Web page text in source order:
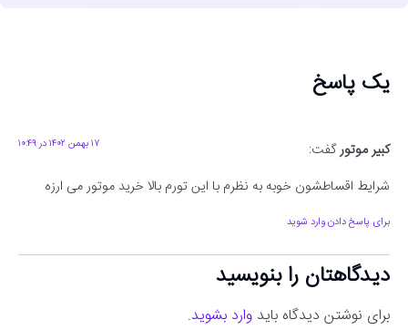
یک پاسخ
کبیر موتورگفت: ۱۷ بهمن ۱۴۰۲ در ۱۰:۴۹
شرایط اقساطشون خوبه به نظرم با این تورم بالا خرید موتور می ارزه
برای پاسخ دادن وارد شوید
دیدگاهتان را بنویسید
برای نوشتن دیدگاه باید وارد بشوید.